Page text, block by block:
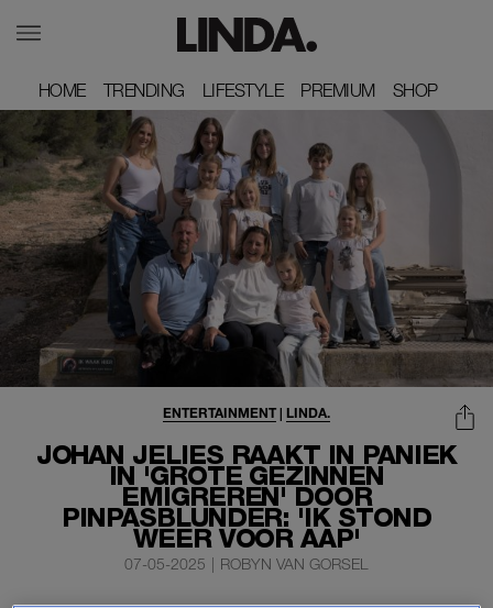
HOME
HOME TRENDING
TRENDING LIFESTYLE
LIFESTYLE PREMIUM
PREMIUM SHOP
SHOP
JOHAN JELIES RAAKT IN PANIEK
IN 'GROTE GEZINNEN
EMIGREREN' DOOR
PINPASBLUNDER: 'IK STOND
WEER VOOR AAP'
ENTERTAINMENT | LINDA.
07-05-2025 | ROBYN VAN GORSEL